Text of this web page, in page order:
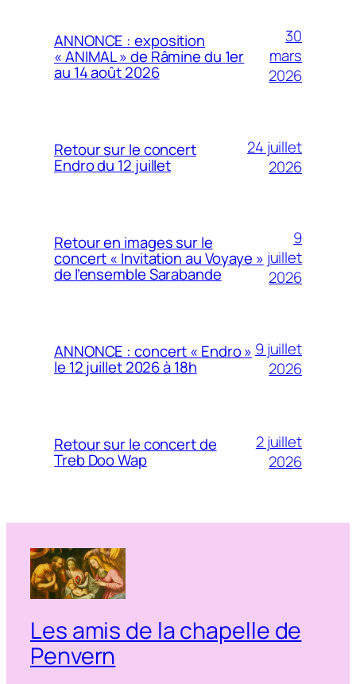
ANNONCE : exposition
« ANIMAL » de Râmine du 1er
au 14 août 2026
30
mars
2026
Retour sur le concert
Endro du 12 juillet
24 juillet
2026
Retour en images sur le
concert « Invitation au Voyaye »
de l’ensemble Sarabande
9
juillet
2026
ANNONCE : concert « Endro »
le 12 juillet 2026 à 18h
9 juillet
2026
Retour sur le concert de
Treb Doo Wap
2 juillet
2026
Les amis de la chapelle de
Penvern